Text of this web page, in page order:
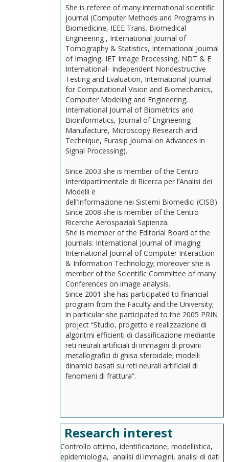
She is referee of many international scientific
journal (Computer Methods and Programs in
Biomedicine, IEEE Trans. Biomedical
Engineering , International Journal of
Tomography & Statistics, International Journal
of Imaging, IET Image Processing, NDT & E
International- Independent Nondestructive
Testing and Evaluation, International Journal
for Computational Vision and Biomechanics,
Computer Modeling and Engineering,
International Journal of Biometrics and
Bioinformatics, Journal of Engineering
Manufacture, Microscopy Research and
Technique, Eurasip Journal on Advances in
Signal Processing).
Since 2003 she is member of the Centro
Interdipartimentale di Ricerca per l’Analisi dei
Modelli e
dell’Informazione nei Sistemi Biomedici (CISB).
Since 2008 she is member of the Centro
Ricerche Aerospaziali Sapienza.
She is member of the Editorial Board of the
Journals: International Journal of Imaging
International Journal of Computer Interaction
& Information Technology; moreover she is
member of the Scientific Committee of many
Conferences on image analysis.
Since 2001 she has participated to financial
program from the Faculty and the University;
in particular she participated to the 2005 PRIN
project “Studio, progetto e realizzazione di
algoritmi efficienti di classificazione mediante
reti neurali artificiali di immagini di provini
metallografici di ghisa sferoidale; modelli
dinamici basati su reti neurali artificiali di
fenomeni di frattura”.
Research interest
Controllo ottimo, identificazione, modellistica,
epidemiologia, analisi di immagini, analisi di dati